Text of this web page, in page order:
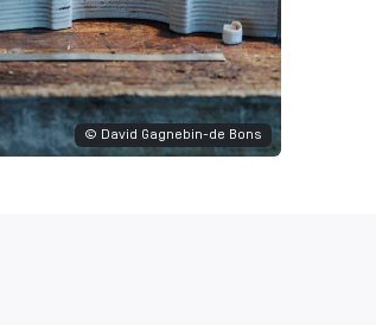
© David Gagnebin-de Bons